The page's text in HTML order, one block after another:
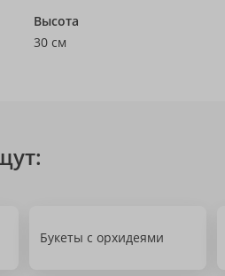
Высота
30 см
Букеты с орхидеями